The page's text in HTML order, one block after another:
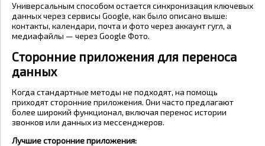
Универсальным способом остается синхронизация ключевых
данных через сервисы Google, как было описано выше:
контакты, календари, почта и фото через аккаунт гугл, а
медиафайлы — через Google Фото.
Сторонние приложения для переноса
данных
Когда стандартные методы не подходят, на помощь
приходят сторонние приложения. Они часто предлагают
более широкий функционал, включая перенос истории
звонков или данных из мессенджеров.
Лучшие сторонние приложения: